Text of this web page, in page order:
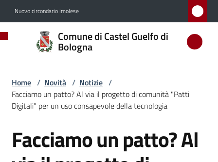
Nuovo circondario imolese
Comune di Castel Guelfo di
Bologna
Comune
di
Guelfo
di
Bologna
Amministrazione
Home / Novità / Notizie /
Facciamo un patto? Al via il progetto di comunità "Patti
Digitali” per un uso consapevole della tecnologia
Salta al contenuto
Facciamo un patto? Al